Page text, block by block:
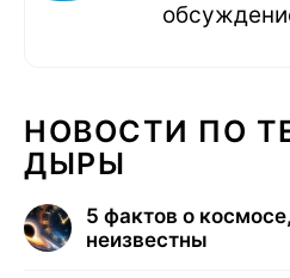
НОВОСТИ ПО
ДЫРЫ
5 фактов о
неизвестны